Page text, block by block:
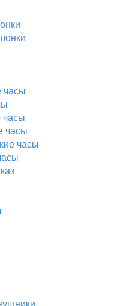
часы
часы
часы
часы